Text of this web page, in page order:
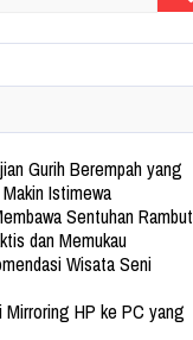
Gurih Berempah yang
Istimewa
Sentuhan Rambut
dan Memukau
Wisata Seni
Mirroring HP ke PC yang